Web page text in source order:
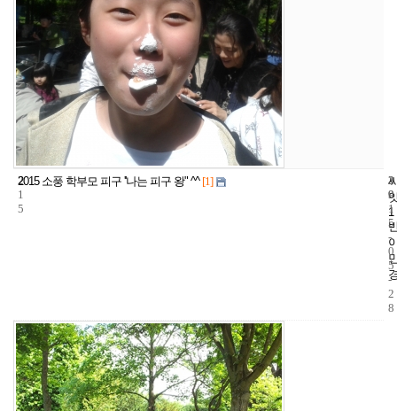
2
1
5
2015 소풍 학부모 피구 ''나는 피구 왕" ^^ [1]
1
3
9
2
0
1
5
-
0
5
-
2
8